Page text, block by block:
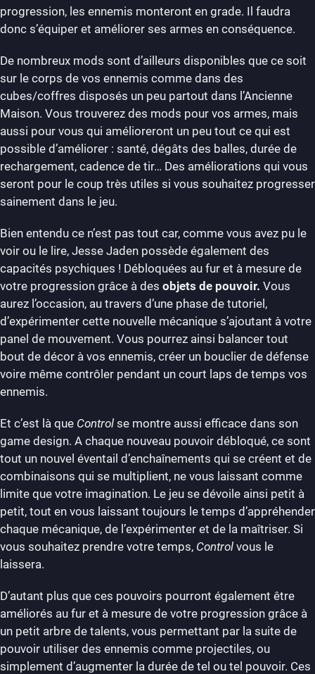
progression, les ennemis monteront en grade. Il faudra
donc s’équiper et améliorer ses armes en conséquence.
De nombreux mods sont d’ailleurs disponibles que ce soit
sur le corps de vos ennemis comme dans des
cubes/coffres disposés un peu partout dans l’Ancienne
Maison. Vous trouverez des mods pour vos armes, mais
aussi pour vous qui amélioreront un peu tout ce qui est
possible d’améliorer : santé, dégâts des balles, durée de
rechargement, cadence de tir… Des améliorations qui vous
seront pour le coup très utiles si vous souhaitez progresser
sainement dans le jeu.
Bien entendu ce n’est pas tout car, comme vous avez pu le
voir ou le lire, Jesse Jaden possède également des
capacités psychiques ! Débloquées au fur et à mesure de
votre progression grâce à des objets de pouvoir. Vous
aurez l’occasion, au travers d’une phase de tutoriel,
d’expérimenter cette nouvelle mécanique s’ajoutant à votre
panel de mouvement. Vous pourrez ainsi balancer tout
bout de décor à vos ennemis, créer un bouclier de défense
voire même contrôler pendant un court laps de temps vos
ennemis.
Et c’est là que Control se montre aussi efficace dans son
game design. A chaque nouveau pouvoir débloqué, ce sont
tout un nouvel éventail d’enchaînements qui se créent et de
combinaisons qui se multiplient, ne vous laissant comme
limite que votre imagination. Le jeu se dévoile ainsi petit à
petit, tout en vous laissant toujours le temps d’appréhender
chaque mécanique, de l’expérimenter et de la maîtriser. Si
vous souhaitez prendre votre temps, Control vous le
laissera.
D’autant plus que ces pouvoirs pourront également être
améliorés au fur et à mesure de votre progression grâce à
un petit arbre de talents, vous permettant par la suite de
pouvoir utiliser des ennemis comme projectiles, ou
simplement d’augmenter la durée de tel ou tel pouvoir. Ces